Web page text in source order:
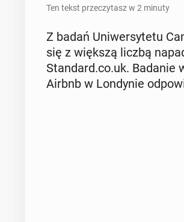
Ten tekst przeczytasz w 2 minuty
Z badań Uni­wer­sy­te­tu
się z większą liczbą
Stan­dard.co.uk. Badanie
Airbnb w Lon­dy­nie